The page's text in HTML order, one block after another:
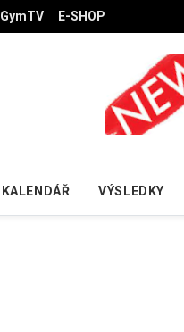
GymTV E-SHOP
KALENDÁŘ VÝSLEDKY